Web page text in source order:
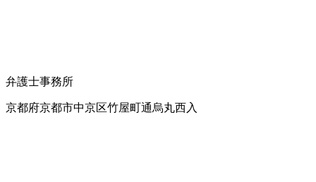
弁護士事務所
京都府京都市中京区竹屋町通烏丸西入